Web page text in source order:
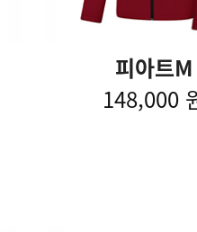
피아트M
148,000